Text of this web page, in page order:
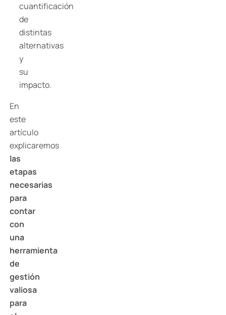
cuantificación
de
distintas
alternativas
y
su
impacto.
En
este
artículo
explicaremos
las
etapas
necesarias
para
contar
con
una
herramienta
de
gestión
valiosa
para